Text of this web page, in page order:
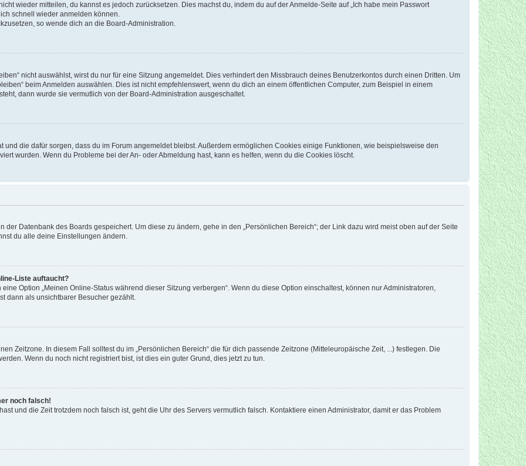
wieder mitteilen, du kannst es jedoch zurücksetzen. Dies machst du, indem du auf der Anmelde-Seite auf „Ich habe mein Passwort
schnell wieder anmelden können.
so wende dich an die Board-Administration.
nicht auswählst, wirst du nur für eine Sitzung angemeldet. Dies verhindert den Missbrauch deines Benutzerkontos durch einen Dritten. Um
beim Anmelden auswählen. Dies ist nicht empfehlenswert, wenn du dich an einem öffentlichen Computer, zum Beispiel in einem
dann wurde sie vermutlich von der Board-Administration ausgeschaltet.
und die dafür sorgen, dass du im Forum angemeldet bleibst. Außerdem ermöglichen Cookies einige Funktionen, wie beispielsweise den
wurden. Wenn du Probleme bei der An- oder Abmeldung hast, kann es helfen, wenn du die Cookies löscht.
Datenbank des Boards gespeichert. Um diese zu ändern, gehe in den „Persönlichen Bereich“; der Link dazu wird meist oben auf der Seite
du alle deine Einstellungen ändern.
Liste auftaucht?
Option „Meinen Online-Status während dieser Sitzung verbergen“. Wenn du diese Option einschaltest, können nur Administratoren,
dann als unsichtbarer Besucher gezählt.
Zeitzone. In diesem Fall solltest du im „Persönlichen Bereich“ die für dich passende Zeitzone (Mitteleuropäische Zeit, ...) festlegen. Die
Wenn du noch nicht registriert bist, ist dies ein guter Grund, dies jetzt zu tun.
noch falsch!
und die Zeit trotzdem noch falsch ist, geht die Uhr des Servers vermutlich falsch. Kontaktiere einen Administrator, damit er das Problem